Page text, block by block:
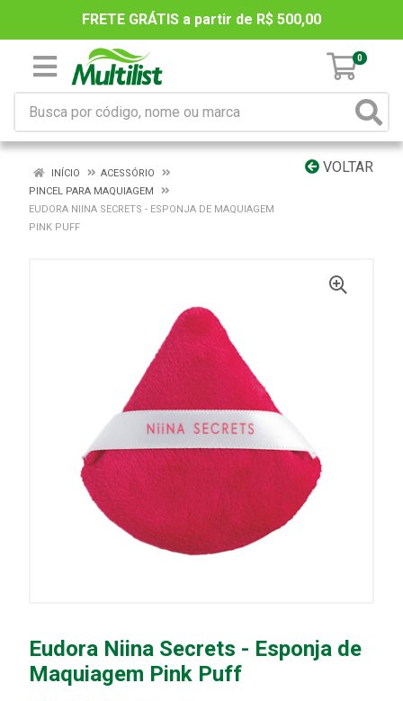
FRETE GRÁTIS a partir de R$ 500,00
0
VOLTAR
INÍCIO
ACESSÓRIO
PINCEL PARA MAQUIAGEM
EUDORA NIINA SECRETS - ESPONJA DE MAQUIAGEM
PINK PUFF
Eudora Niina Secrets - Esponja de
Maquiagem Pink Puff